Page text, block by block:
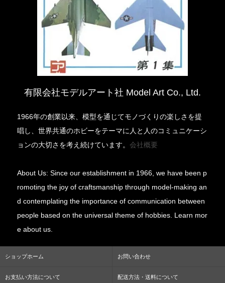
有限会社モデルアート社 Model Art Co., Ltd.
1966年の創業以来、模型を通じてモノづくりの楽しさを提
唱し、世界共通のホビーをテーマに人と人のコミュニケーシ
ョンの大切さを考え続けています。会社概要
About Us: Since our establishment in 1966, we have been p
romoting the joy of craftsmanship through model-making an
d contemplating the importance of communication between
people based on the universal theme of hobbies. Learn mor
e about us.
ショップホーム お問い合わせ
お支払い方法について 配送方法・送料について